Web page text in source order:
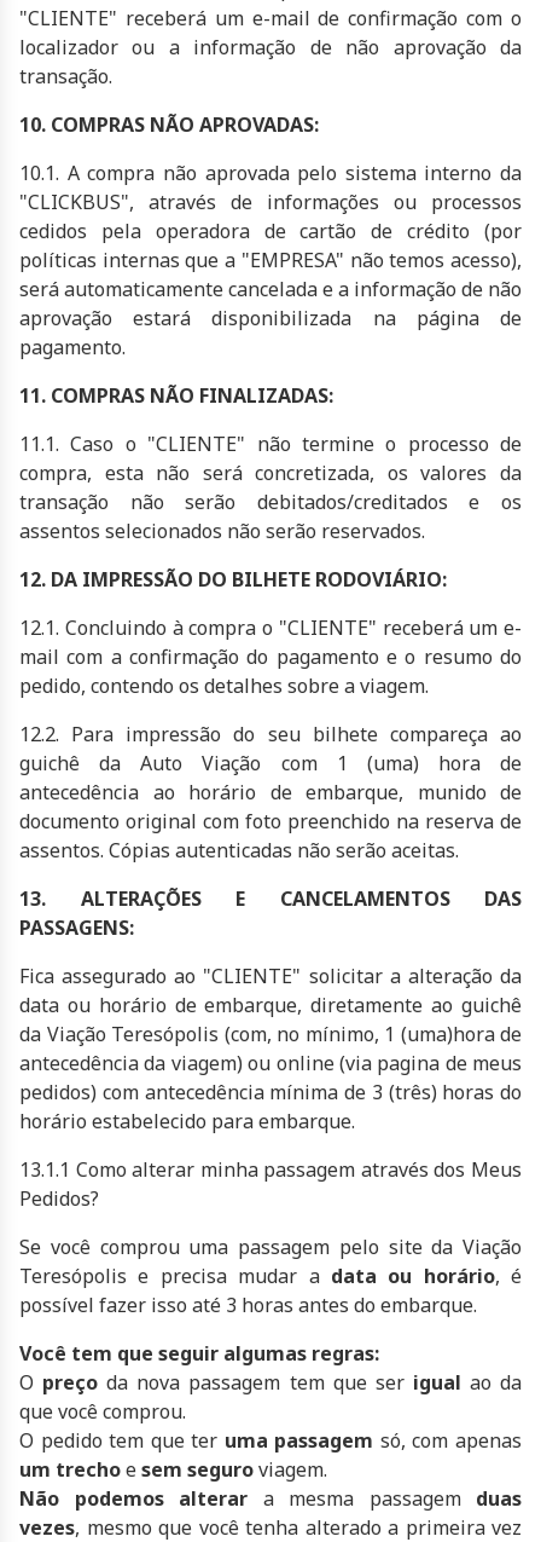
"CLIENTE" receberá um e-mail de confirmação com o
localizador ou a informação de não aprovação da
transação.
10. COMPRAS NÃO APROVADAS:
10.1. A compra não aprovada pelo sistema interno da
"CLICKBUS", através de informações ou processos
cedidos pela operadora de cartão de crédito (por
políticas internas que a "EMPRESA" não temos acesso),
será automaticamente cancelada e a informação de não
aprovação estará disponibilizada na página de
pagamento.
11. COMPRAS NÃO FINALIZADAS:
11.1. Caso o "CLIENTE" não termine o processo de
compra, esta não será concretizada, os valores da
transação não serão debitados/creditados e os
assentos selecionados não serão reservados.
12. DA IMPRESSÃO DO BILHETE RODOVIÁRIO:
12.1. Concluindo à compra o "CLIENTE" receberá um e-
mail com a confirmação do pagamento e o resumo do
pedido, contendo os detalhes sobre a viagem.
12.2. Para impressão do seu bilhete compareça ao
guichê da Auto Viação com 1 (uma) hora de
antecedência ao horário de embarque, munido de
documento original com foto preenchido na reserva de
assentos. Cópias autenticadas não serão aceitas.
13. ALTERAÇÕES E CANCELAMENTOS DAS
PASSAGENS:
Fica assegurado ao "CLIENTE" solicitar a alteração da
data ou horário de embarque, diretamente ao guichê
da Viação Teresópolis (com, no mínimo, 1 (uma)hora de
antecedência da viagem) ou online (via pagina de meus
pedidos) com antecedência mínima de 3 (três) horas do
horário estabelecido para embarque.
13.1.1 Como alterar minha passagem através dos Meus
Pedidos?
Se você comprou uma passagem pelo site da Viação
Teresópolis e precisa mudar a data ou horário, é
possível fazer isso até 3 horas antes do embarque.
Você tem que seguir algumas regras:
O preço da nova passagem tem que ser igual ao da
que você comprou.
O pedido tem que ter uma passagem só, com apenas
um trechoesem seguroviagem.
Não podemos alterar a mesma passagem duas
vezes, mesmo que você tenha alterado a primeira vez